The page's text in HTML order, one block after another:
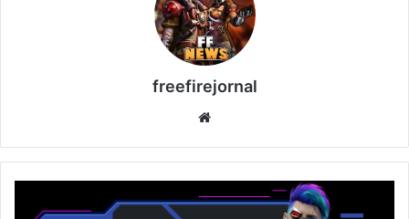
freefirejornal
ESCOLHA